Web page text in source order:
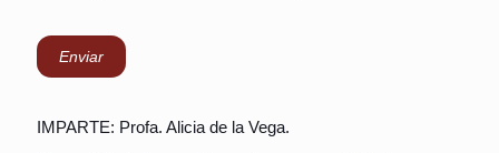
IMPARTE: Profa. Alicia de la Vega.